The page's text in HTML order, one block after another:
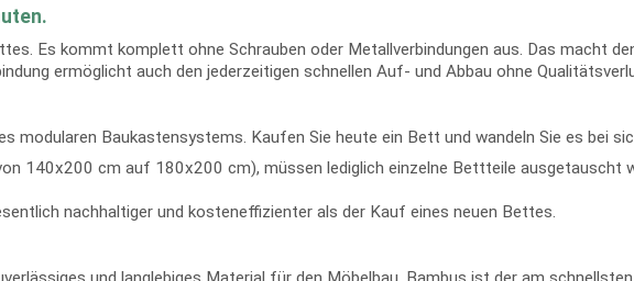
Es kommt komplett ohne Schrauben oder Metallverbindungen aus. Das macht
ermöglicht auch den jederzeitigen schnellen Auf- und Abbau ohne
modularen Baukastensystems. Kaufen Sie heute ein Bett und wandeln Sie es bei
140x200 cm auf 180x200 cm), müssen lediglich einzelne Bettteile ausgetauscht
nachhaltiger und kosteneffizienter als der Kauf eines neuen Bettes.